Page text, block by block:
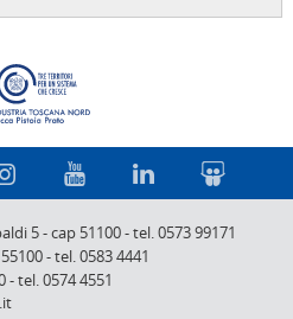
5-cap 51100-tel. 0573 99171
-tel. 0583 4441
-tel. 0574 4551